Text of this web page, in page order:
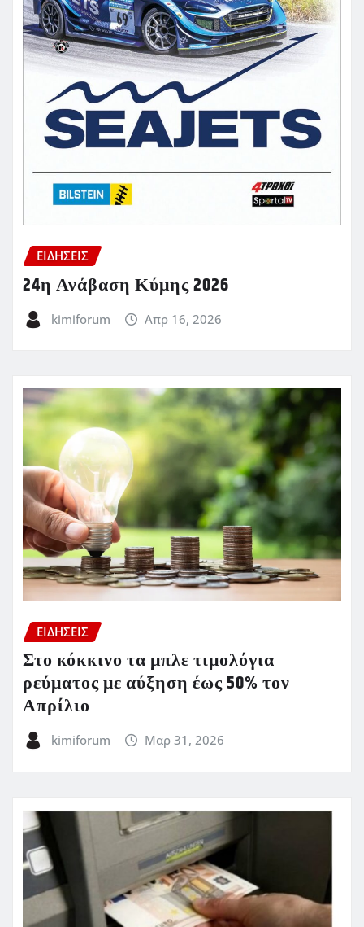
ΕΙΔΗΣΕΙΣ
24η Ανάβαση Κύμης 2026
kimiforum Απρ 16, 2026
ΕΙΔΗΣΕΙΣ
Στο κόκκινο τα μπλε τιμολόγια
ρεύματος με αύξηση έως 50% τον
Απρίλιο
kimiforum Μαρ 31, 2026